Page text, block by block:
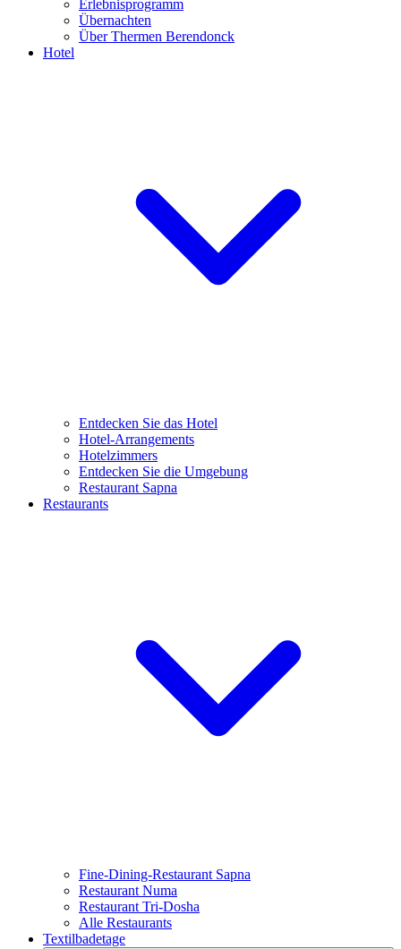
Erlebnisprogramm
Übernachten
Über Thermen Berendonck
Hotel
Entdecken Sie das Hotel
Hotel-Arrangements
Hotelzimmers
Entdecken Sie die Umgebung
Restaurant Sapna
Restaurants
Fine-Dining-Restaurant Sapna
Restaurant Numa
Restaurant Tri-Dosha
Alle Restaurants
Textilbadetage